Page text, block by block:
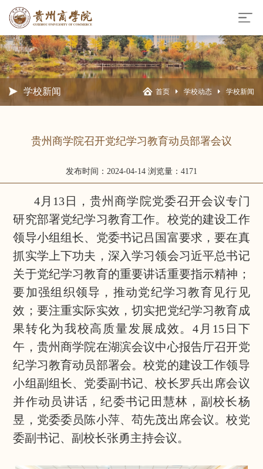
学校新闻 首页 学校动态 学校新闻
贵州商学院召开党纪学习教育动员部署会议
发布时间：2024-04-14 浏览量：4171
4月13日，贵州商学院党委召开会议专门
研究部署党纪学习教育工作。校党的建设工作
领导小组组长、党委书记吕国富要求，要在真
抓实学上下功夫，深入学习领会习近平总书记
关于党纪学习教育的重要讲话重要指示精神；
要加强组织领导，推动党纪学习教育见行见
效；要注重实际实效，切实把党纪学习教育成
果转化为我校高质量发展成效。4月15日下
午，贵州商学院在湖滨会议中心报告厅召开党
纪学习教育动员部署会。校党的建设工作领导
小组副组长、党委副书记、校长罗兵出席会议
并作动员讲话，纪委书记田慧林，副校长杨
昱，党委委员陈小萍、苟先茂出席会议。校党
委副书记、副校长张勇主持会议。